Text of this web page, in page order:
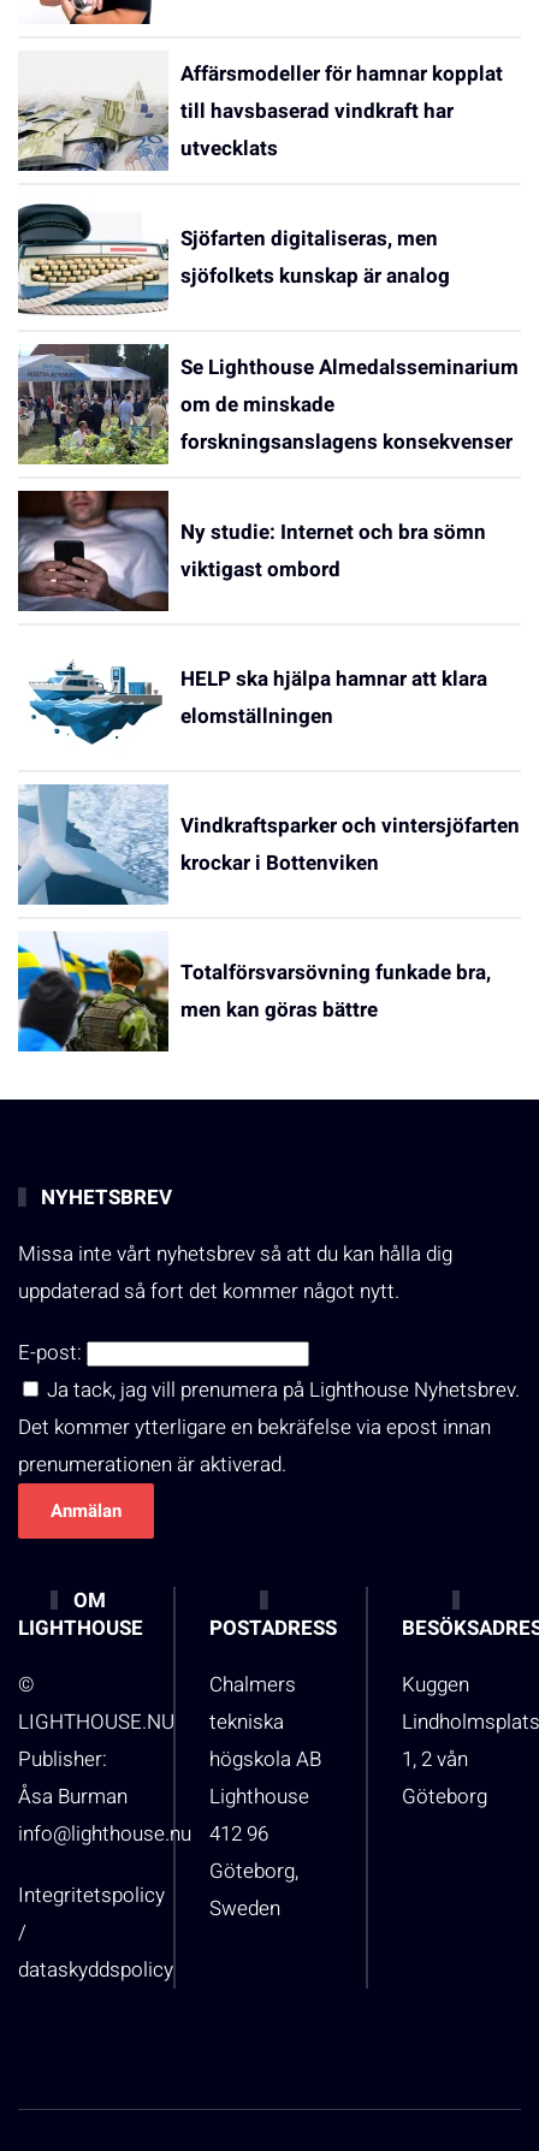
Affärsmodeller för hamnar kopplat
till havsbaserad vindkraft har
utvecklats
Sjöfarten digitaliseras, men
sjöfolkets kunskap är analog
Se Lighthouse Almedalsseminarium
om de minskade
forskningsanslagens konsekvenser
Ny studie: Internet och bra sömn
viktigast ombord
HELP ska hjälpa hamnar att klara
elomställningen
Vindkraftsparker och vintersjöfarten
krockar i Bottenviken
Totalförsvarsövning funkade bra,
men kan göras bättre
NYHETSBREV
Missa inte vårt nyhetsbrev så att du kan hålla dig
uppdaterad så fort det kommer något nytt.
E-post:
Ja tack, jag vill prenumera på Lighthouse Nyhetsbrev.
Det kommer ytterligare en bekräfelse via epost innan
prenumerationen är aktiverad.
OM
LIGHTHOUSE
©
LIGHTHOUSE.NU
Publisher:
Åsa Burman
info@lighthouse.nu
Integritetspolicy
/
dataskyddspolicy
POSTADRESS
Chalmers
tekniska
högskola AB
Lighthouse
412 96
Göteborg,
Sweden
Kuggen
1, 2 vån
Göteborg